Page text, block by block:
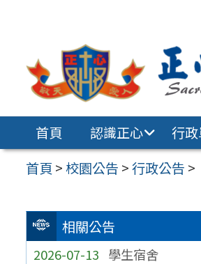
首頁 認識正心 行
首頁 >校園公告 >行政公告 >
相關公告
2026-07-13 學生宿舍